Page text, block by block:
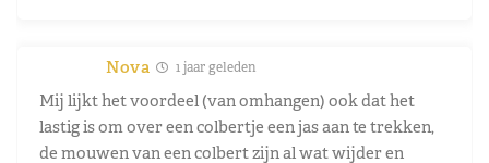
Nova 1 jaar geleden
Mij lijkt het voordeel (van omhangen) ook dat het
lastig is om over een colbertje een jas aan te trekken,
de mouwen van een colbert zijn al wat wijder en